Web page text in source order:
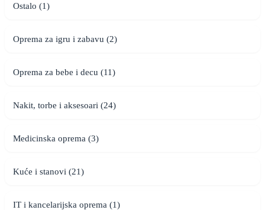
Ostalo (1)
Oprema za igru i zabavu (2)
Oprema za bebe i decu (11)
Nakit, torbe i aksesoari (24)
Medicinska oprema (3)
Kuće i stanovi (21)
IT i kancelarijska oprema (1)